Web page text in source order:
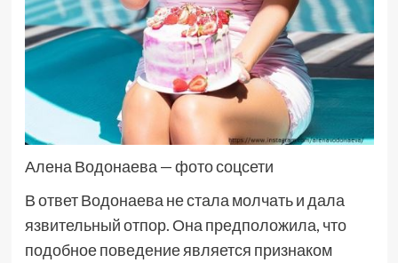
Алена Водонаева — фото соцсети
В ответ Водонаева не стала молчать и дала
язвительный отпор. Она предположила, что
подобное поведение является признаком